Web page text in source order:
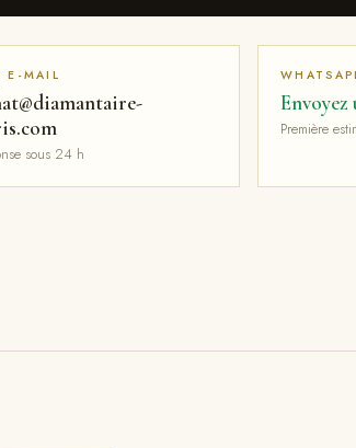
E-MAIL
sous 24 h
Première